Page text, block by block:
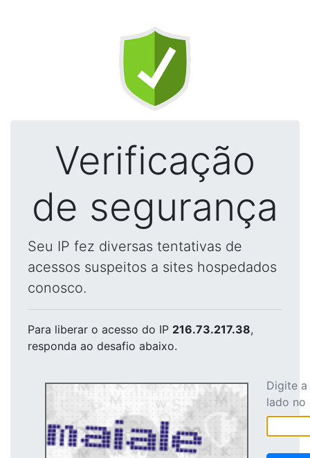
Verificação
de segurança
Seu IP fez diversas tentativas de
acessos suspeitos a sites hospedados
conosco.
Para liberar o acesso do IP 216.73.217.38,
responda ao desafio abaixo.
Digite
lado no